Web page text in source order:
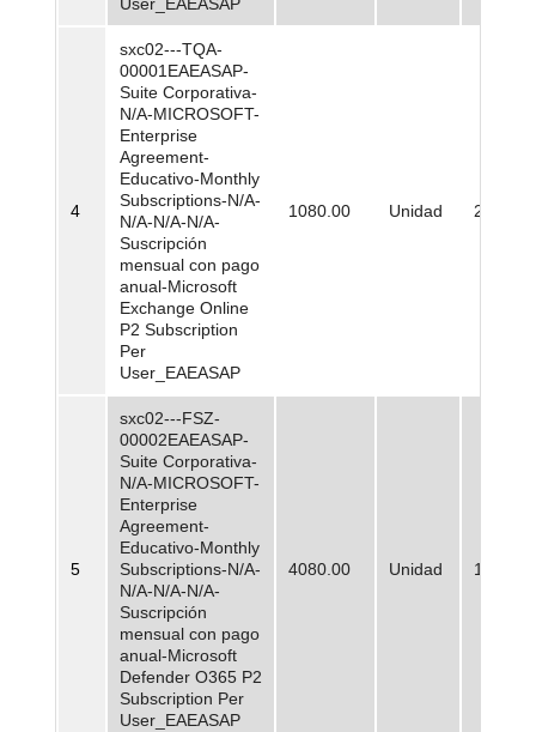
User_EAEASAP
4
sxc02---TQA-
00001EAEASAP-
Suite Corporativa-
N/A-MICROSOFT-
Enterprise
Agreement-
Educativo-Monthly
Subscriptions-N/A-
N/A-N/A-N/A-
Suscripción
mensual con pago
anual-Microsoft
Exchange Online
P2 Subscription
Per
User_EAEASAP
1080.00 Unidad
5
sxc02---FSZ-
00002EAEASAP-
Suite Corporativa-
N/A-MICROSOFT-
Enterprise
Agreement-
Educativo-Monthly
Subscriptions-N/A-
N/A-N/A-N/A-
Suscripción
mensual con pago
anual-Microsoft
Defender O365 P2
Subscription Per
User_EAEASAP
4080.00 Unidad